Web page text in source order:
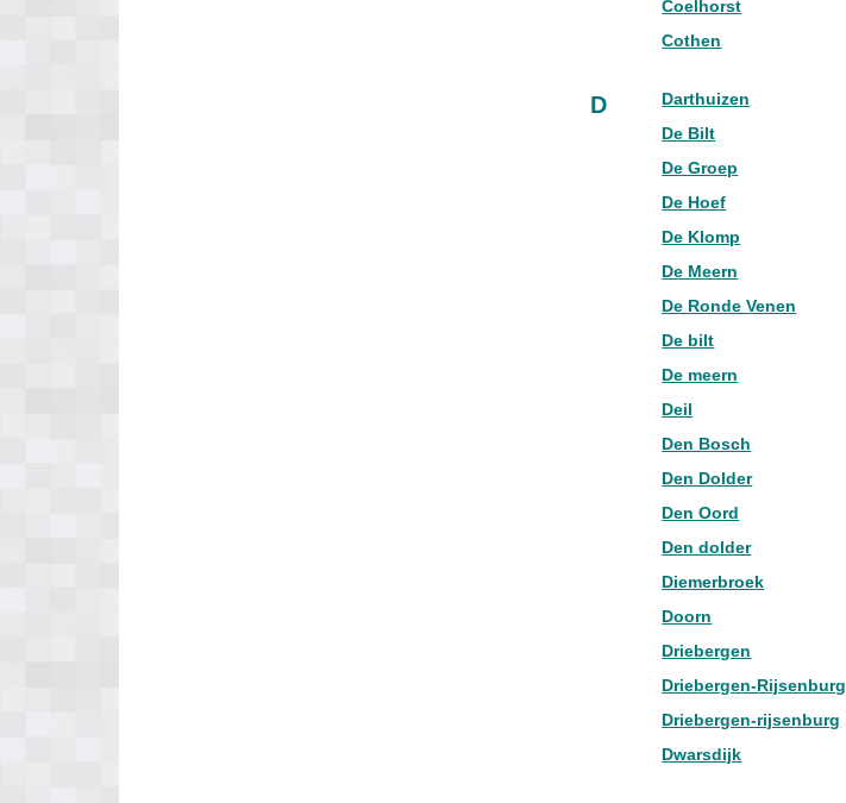
Coelhorst
Cothen
D
Darthuizen
De Bilt
De Groep
De Hoef
De Klomp
De Meern
De Ronde Venen
De bilt
De meern
Deil
Den Bosch
Den Dolder
Den Oord
Den dolder
Diemerbroek
Doorn
Driebergen
Driebergen-Rijsenburg
Driebergen-rijsenburg
Dwarsdijk